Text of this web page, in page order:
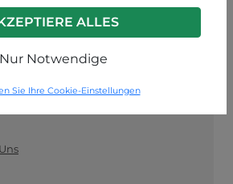
ALLES
Nur Notwendige
Sie Ihre Cookie-Einstellungen